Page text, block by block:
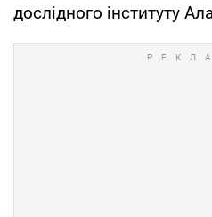
дослідного інституту